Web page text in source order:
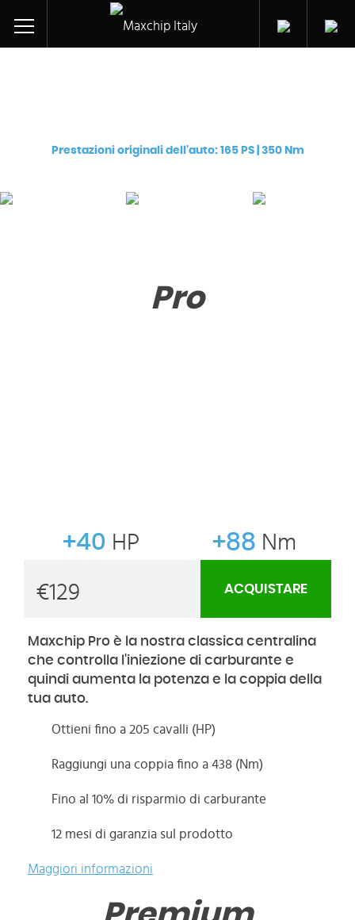
Prestazioni originali dell'auto: 165 PS | 350 Nm
Pro
+40 HP +88 Nm
€129 ACQUISTARE
Maxchip Pro è la nostra classica centralina
che controlla l'iniezione di carburante e
quindi aumenta la potenza e la coppia della
tua auto.
Ottieni fino a 205 cavalli (HP)
Raggiungi una coppia fino a 438 (Nm)
Fino al 10% di risparmio di carburante
12 mesi di garanzia sul prodotto
Maggiori informazioni